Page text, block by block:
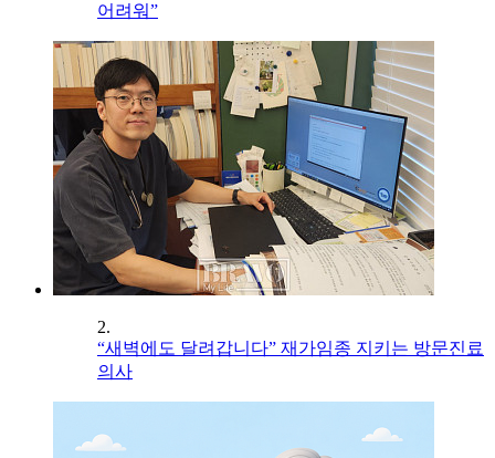
어려워”
2.
“새벽에도 달려갑니다” 재가임종 지키는 방문진료
의사